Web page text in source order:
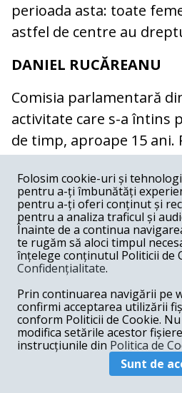
perioada asta: toate
astfel de centre au
DANIEL RUCĂREANU
Comisia parlamentară
activitate care s-a întins
de timp, aproape 15 ani.
volume). Au fost
individuale și apoi s-a
ansamblu asupra
sistemul de protecția
moștenire a epocii
că, în 2006, când a
Tismăneanum-am
dintre capitolele
fenomenului orfelinat.
vorba de un fenomen
Folosim cookie-uri și
pentru a-ți îmbunătăți
pentru a-ți oferi conținut și
pentru a analiza traficul și
Înainte de a continua
te rugăm să aloci timpul
înțelege conținutul Politicii de
Confidențialitate.
Prin continuarea navigării pe
confirmi acceptarea utilizării
conform Politicii de Cookie.
modifica setările acestor
instrucțiunile din Politica de
Sunt de